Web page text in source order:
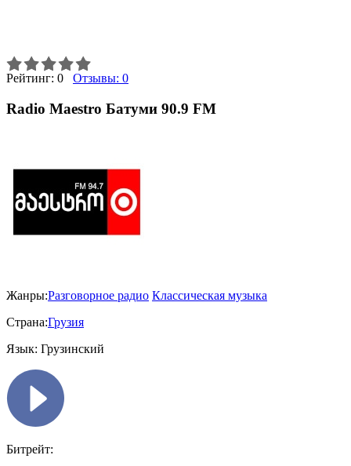
Рейтинг: 0 Отзывы: 0
Radio Maestro Батуми 90.9 FM
Жанры:Разговорное радио Классическая музыка
Страна:Грузия
Язык: Грузинский
Битрейт: